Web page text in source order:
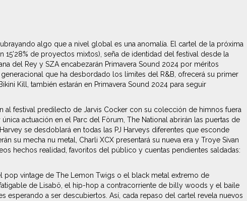
algo que a nivel global es una anomalía. El cartel de la próxima
de proyectos mixtos), seña de identidad del festival desde la
del Rey y SZA encabezarán Primavera Sound 2024 por méritos
que ha desbordado los límites del R&B, ofrecerá su primer
Kill, también estarán en Primavera Sound 2024 para seguir
al festival predilecto de Jarvis Cocker con su colección de himnos fuera
actuación en el Parc del Fòrum, The National abrirán las puertas de
se desdoblará en todas las PJ Harveys diferentes que esconde
su mecha nu metal, Charli XCX presentará su nueva era y Troye Sivan
hechos realidad, favoritos del público y cuentas pendientes saldadas:
pop vintage de The Lemon Twigs o el black metal extremo de
de Lisabö, el hip-hop a contracorriente de billy woods y el baile
esperando a ser descubiertos. Así, cada repaso del cartel revela nuevos